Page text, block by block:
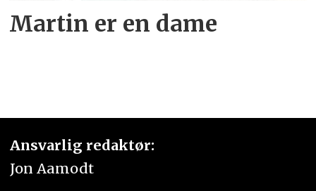
Martin er en dame
Ansvarlig redaktør:
Jon Aamodt